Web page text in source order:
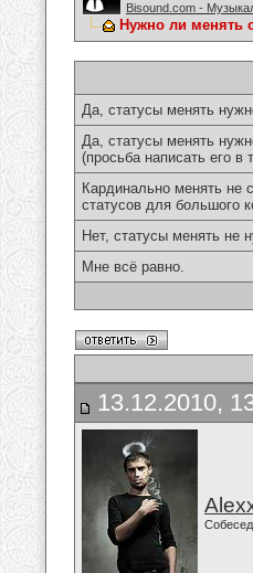
Bisound.com -
Нужно ли менять
Да, статусы менять
Да, статусы менять
(просьба написать его в
Кардинально менять не
статусов для большого
Нет, статусы менять не
Мне всё равно.
13.12.2010,